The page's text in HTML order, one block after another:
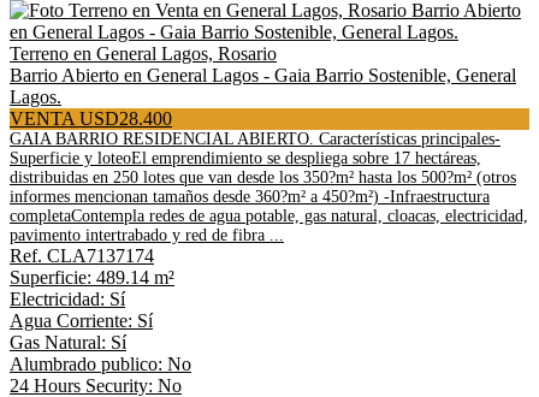
Terreno en General Lagos, Rosario
Barrio Abierto en General Lagos - Gaia Barrio Sostenible, General
Lagos.
VENTA USD28.400
GAIA BARRIO RESIDENCIAL ABIERTO. Características principales-
Superficie y loteoEl emprendimiento se despliega sobre 17 hectáreas,
distribuidas en 250 lotes que van desde los 350?m² hasta los 500?m² (otros
informes mencionan tamaños desde 360?m² a 450?m²) -Infraestructura
completaContempla redes de agua potable, gas natural, cloacas, electricidad,
pavimento intertrabado y red de fibra ...
Ref. CLA7137174
Superficie: 489.14 m²
Electricidad: Sí
Agua Corriente: Sí
Gas Natural: Sí
Alumbrado publico: No
24 Hours Security: No